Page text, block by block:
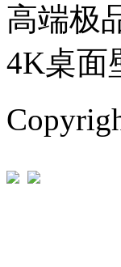
高端极
4K桌面